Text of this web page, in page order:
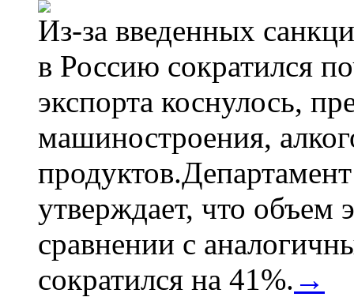
Из-за введенных
в Россию сократился
экспорта коснулось,
машиностроения,
утверждает, что объем
сравнении с
сократился на 41%. →